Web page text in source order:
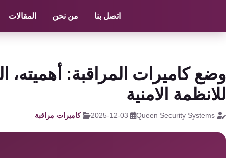
اتصل بنا من نحن المقالات كاميرا ايزفيز
وضع كاميرات المراقبة: أهميته،
للانظمة الامنية
كاميرات مراقبة
الباب
الذكي
و